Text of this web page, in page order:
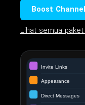
Boost
Lihat semua